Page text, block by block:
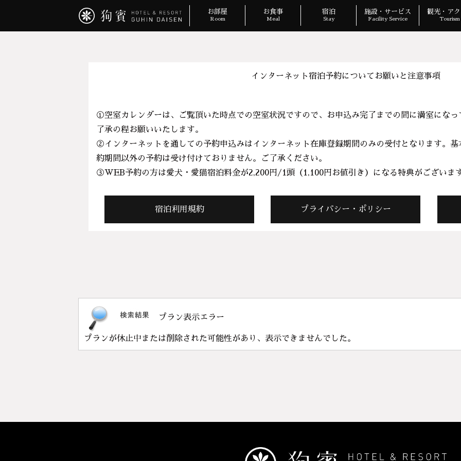
お部屋
Room
お食事
Meal
宿泊
Stay
施設・サービス
Facility Service
観光・ア
インターネット宿泊予約について お願いと注意事項
①空室カレンダーは、ご覧頂いた時点での空室状況ですので、お申込み完了までの間に満室にな
了承の程お願いいたします。
②インターネットを通しての予約申込みはインターネット在庫登録期間のみの受付となります。
約期間以外の予約は受け付けておりません。ご了承ください。
③WEB予約の方は愛犬・愛猫宿泊料金が2,200円/1頭（1,100円お値引き）になる特典がございます
宿泊利用規約 プライバシー・ポリシー
プラン表示エラー
プランが休止中または削除された可能性があり、表示できませんでした。